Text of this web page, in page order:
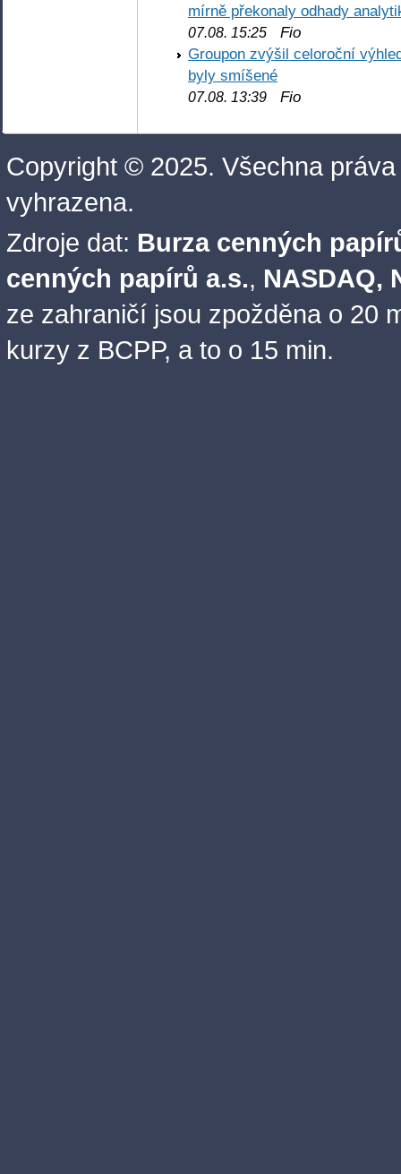
mírně překonaly odhady
07.08. 15:25 Fio
Groupon zvýšil celoroční
byly smíšené
07.08. 13:39 Fio
Copyright © 2025. Všechna práva
vyhrazena.
Zdroje dat: Burza cenných
cenných papírů a.s., NASDAQ,
ze zahraničí jsou zpožděna o 20
kurzy z BCPP, a to o 15 min.